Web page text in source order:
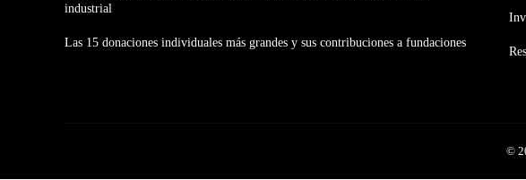
industrial
Las 15 donaciones individuales más grandes y sus contribuciones a fundaciones
©